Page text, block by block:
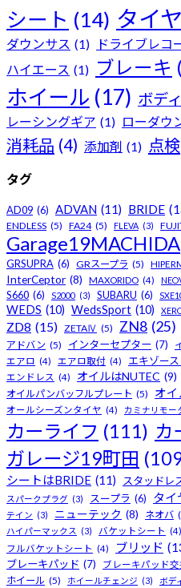
シート (14) タイヤ
ダウンサス (1) ドライブレコ
ハイエース (1) ブレーキ
ホイール (17) ボデ
レーシングギア (1) ローダウ
消耗品 (4) 添加剤 (1) 点検
タグ
AD09 (6) ADVAN (11) BRIDE
ENDLESS (5) FA24 (5) FLEVA (3)
Garage19MACHIDA
GRSUPRA (6) GRスープラ (5)
InterCeptor (8) MAXORIDO (4)
S660 (6) S2000 (3) SUBARU (6)
WEDS (10) WedsSport (10)
ZD8 (15) ZETAⅣ (5) ZN8 (25)
アドバン (5) インターセプター (7)
エアロ (4) エアロ取付 (4) エキゾース
エンドレス (4) オイルはNUTEC (9)
オイルパンバッフルプレート (5) オ
オールシーズンタイヤ (4) カミナリモー
カーライフ (111) カ
ガレージ19町田
シートはBRIDE (11) スタッドレ
スパークプラグ (3) スープラ (6) タイ
テイン (3) ニューテック (8) ネオバ
ハイパーマックス
(3) バケットシート (4)
フルバケットシート (4) ブリッド
ブレーキパッド (7) ブレーキパッド交
ホイール (5) ホイールチェンジ (3) ボデ